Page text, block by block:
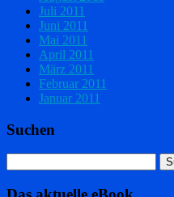
Juli 2011
Juni 2011
Mai 2011
April 2011
März 2011
Februar 2011
Januar 2011
Suchen